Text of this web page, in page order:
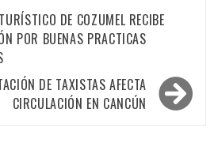
DE COZUMEL RECIBE
POR BUENAS PRACTICAS
DE TAXISTAS AFECTA
CIRCULACIÓN EN CANCÚN